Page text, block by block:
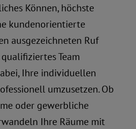
Können, höchste
kundenorientierte
ausgezeichneten Ruf
Team
Ihre individuellen
umzusetzen. Ob
oder gewerbliche
Ihre Räume mit